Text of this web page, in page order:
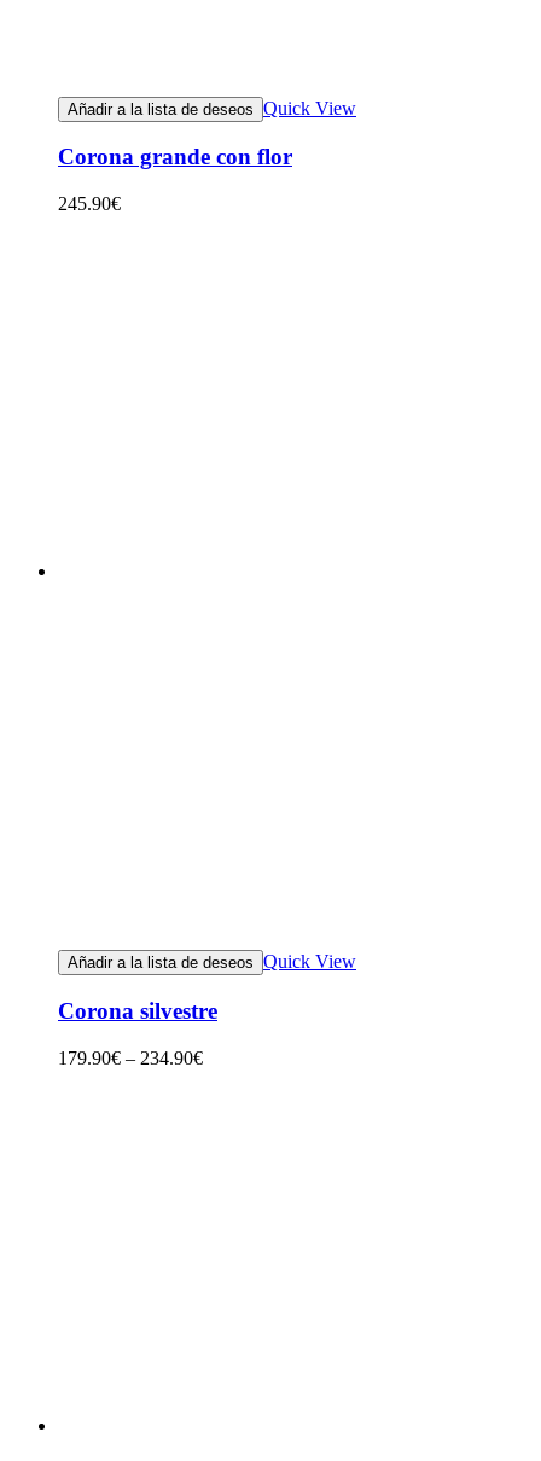
Añadir a la lista de deseos Quick View
Corona grande con flor
245.90€
Añadir a la lista de deseos Quick View
Corona silvestre
179.90€ – 234.90€